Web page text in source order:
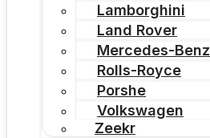
Lamborghini
Land Rover
Mercedes-Benz
Rolls-Royce
Porshe
Volkswagen
Zeekr